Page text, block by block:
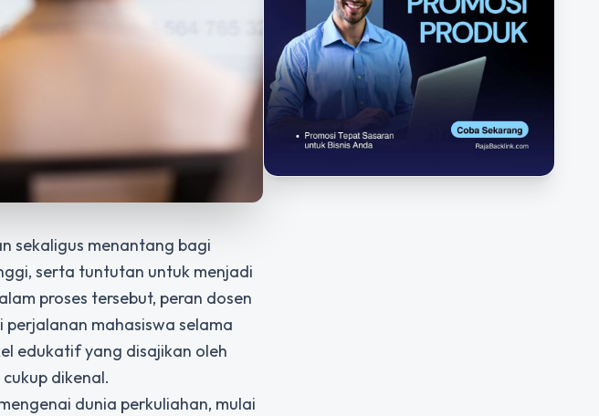
sekaligus menantang bagi
serta tuntutan untuk menjadi
proses tersebut, peran dosen
mahasiswa selama
edukatif yang disajikan oleh
dikenal.
dunia perkuliahan, mulai